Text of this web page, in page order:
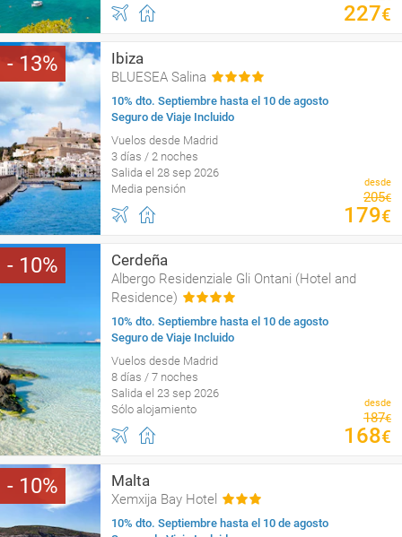
227€
13 Ibiza
BLUESEA Salina
10% dto. Septiembre hasta el 10 de agosto
Seguro de Viaje Incluido
Vuelos desde Madrid
3 días / 2 noches
Salida el 28 sep 2026
Media pensión
desde
205€
179€
10 Cerdeña
Albergo Residenziale Gli Ontani (Hotel and
Residence)
10% dto. Septiembre hasta el 10 de agosto
Seguro de Viaje Incluido
Vuelos desde Madrid
8 días / 7 noches
Salida el 23 sep 2026
Sólo alojamiento
desde
187€
168€
10 Malta
Xemxija Bay Hotel
10% dto. Septiembre hasta el 10 de agosto